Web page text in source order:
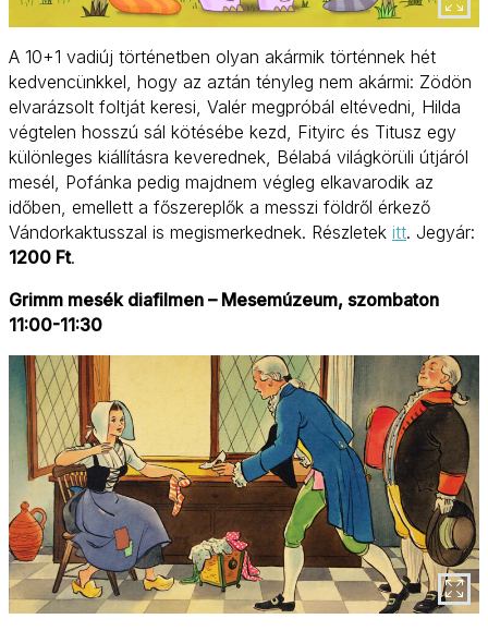
A 10+1 vadiúj történetben olyan akármik történnek hét
kedvencünkkel, hogy az aztán tényleg nem akármi: Zödön
elvarázsolt foltját keresi, Valér megpróbál eltévedni, Hilda
végtelen hosszú sál kötésébe kezd, Fityirc és Titusz egy
különleges kiállításra keverednek, Bélabá világkörüli útjáról
mesél, Pofánka pedig majdnem végleg elkavarodik az
időben, emellett a főszereplők a messzi földről érkező
Vándorkaktusszal is megismerkednek. Részletek itt. Jegyár:
1200 Ft.
Grimm mesék diafilmen – Mesemúzeum, szombaton
11:00-11:30